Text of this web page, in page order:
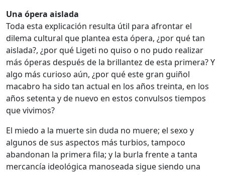
Una ópera aislada
Toda esta explicación resulta útil para afrontar el
dilema cultural que plantea esta ópera, ¿por qué tan
aislada?, ¿por qué Ligeti no quiso o no pudo realizar
más óperas después de la brillantez de esta primera? Y
algo más curioso aún, ¿por qué este gran guiñol
macabro ha sido tan actual en los años treinta, en los
años setenta y de nuevo en estos convulsos tiempos
que vivimos?
El miedo a la muerte sin duda no muere; el sexo y
algunos de sus aspectos más turbios, tampoco
abandonan la primera fila; y la burla frente a tanta
mercancía ideológica manoseada sigue siendo una